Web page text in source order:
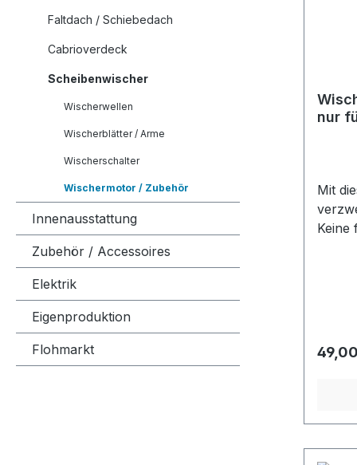
Faltdach / Schiebedach
Cabrioverdeck
Scheibenwischer
Wischerwellen
Wischerblätter / Arme
Wischerschalter
Wischermotor / Zubehör
Innenausstattung
Zubehör / Accessoires
Elektrik
Eigenproduktion
Flohmarkt
nur
Mit
Keine